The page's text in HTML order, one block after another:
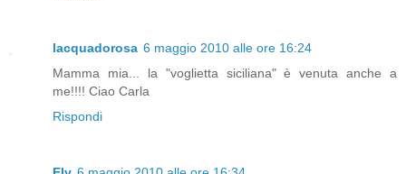
lacquadorosa 6 maggio 2010 alle ore 16:24
Mamma mia... la "voglietta siciliana" è venuta anche a
me!!!! Ciao Carla
Rispondi